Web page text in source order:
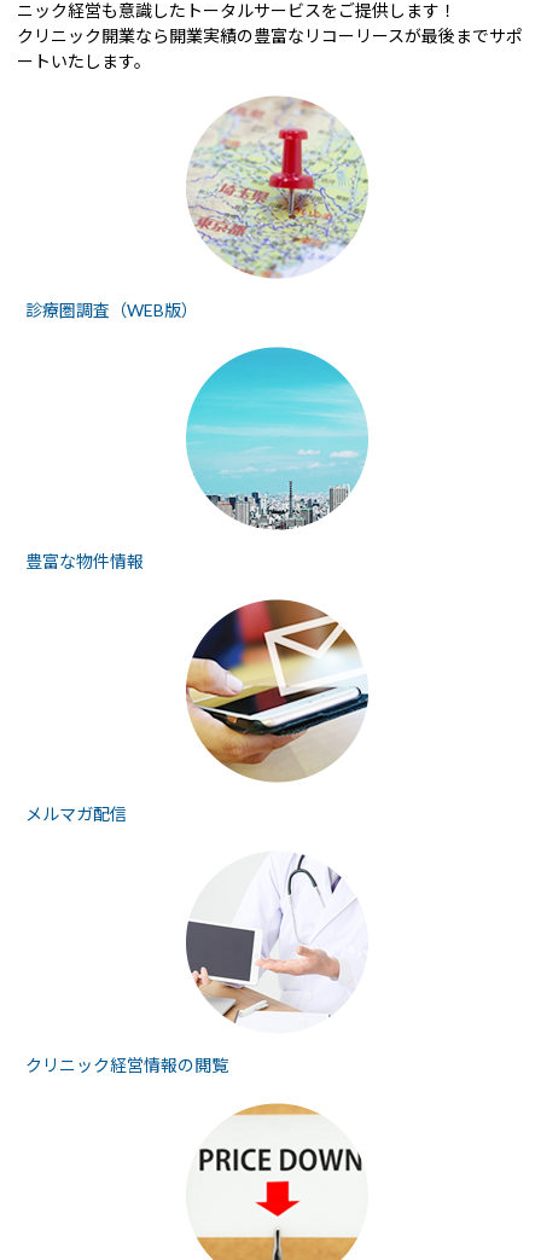
ニック経営も意識したトータルサービスをご提供します！
クリニック開業なら開業実績の豊富なリコーリースが最後までサポ
ートいたします。
診療圏調査（WEB版）
豊富な物件情報
メルマガ配信
クリニック経営情報の閲覧